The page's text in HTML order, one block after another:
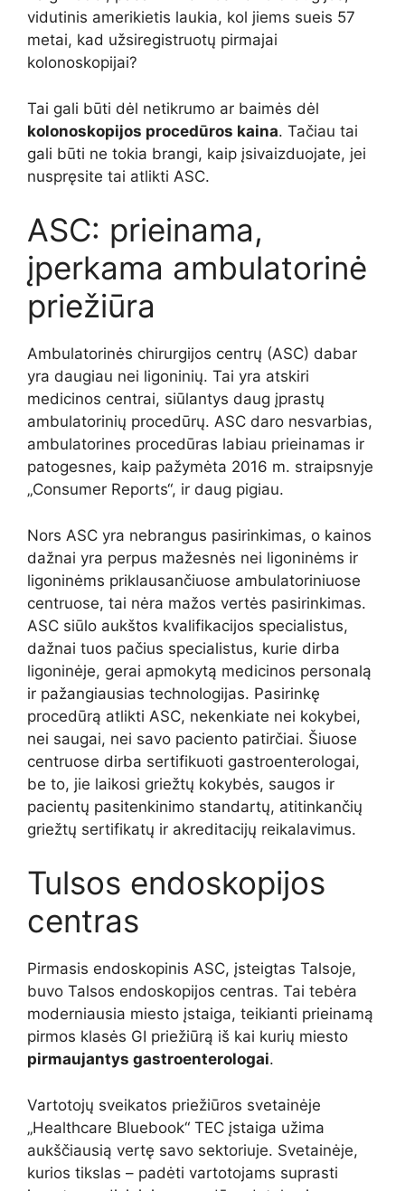
vidutinis amerikietis laukia, kol jiems sueis 57
metai, kad užsiregistruotų pirmajai
kolonoskopijai?
Tai gali būti dėl netikrumo ar baimės dėl
kolonoskopijos procedūros kaina. Tačiau tai
gali būti ne tokia brangi, kaip įsivaizduojate, jei
nuspręsite tai atlikti ASC.
ASC: prieinama,
įperkama ambulatorinė
priežiūra
Ambulatorinės chirurgijos centrų (ASC) dabar
yra daugiau nei ligoninių. Tai yra atskiri
medicinos centrai, siūlantys daug įprastų
ambulatorinių procedūrų. ASC daro nesvarbias,
ambulatorines procedūras labiau prieinamas ir
patogesnes, kaip pažymėta 2016 m. straipsnyje
„Consumer Reports“, ir daug pigiau.
Nors ASC yra nebrangus pasirinkimas, o kainos
dažnai yra perpus mažesnės nei ligoninėms ir
ligoninėms priklausančiuose ambulatoriniuose
centruose, tai nėra mažos vertės pasirinkimas.
ASC siūlo aukštos kvalifikacijos specialistus,
dažnai tuos pačius specialistus, kurie dirba
ligoninėje, gerai apmokytą medicinos personalą
ir pažangiausias technologijas. Pasirinkę
procedūrą atlikti ASC, nekenkiate nei kokybei,
nei saugai, nei savo paciento patirčiai. Šiuose
centruose dirba sertifikuoti gastroenterologai,
be to, jie laikosi griežtų kokybės, saugos ir
pacientų pasitenkinimo standartų, atitinkančių
griežtų sertifikatų ir akreditacijų reikalavimus.
Tulsos endoskopijos
centras
Pirmasis endoskopinis ASC, įsteigtas Talsoje,
buvo Talsos endoskopijos centras. Tai tebėra
moderniausia miesto įstaiga, teikianti prieinamą
pirmos klasės GI priežiūrą iš kai kurių miesto
pirmaujantys gastroenterologai.
Vartotojų sveikatos priežiūros svetainėje
„Healthcare Bluebook“ TEC įstaiga užima
aukščiausią vertę savo sektoriuje. Svetainėje,
kurios tikslas – padėti vartotojams suprasti